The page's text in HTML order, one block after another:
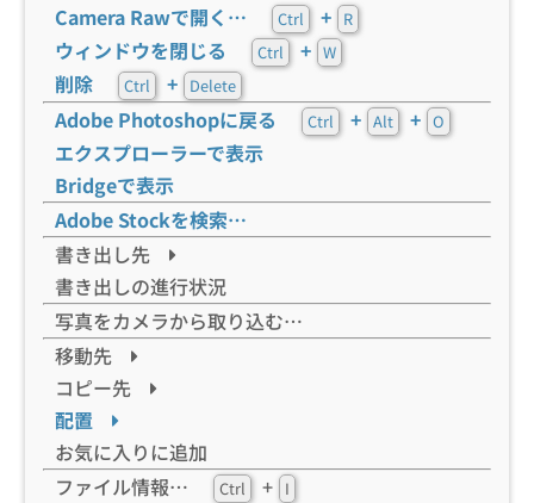
Camera Rawで開く…
Ctrl + R
ウィンドウを閉じる Ctrl + W
削除 Ctrl + Delete
Adobe Photoshopに戻る Ctrl + Alt + O
エクスプローラーで表示
Bridgeで表示
Adobe Stockを検索…
書き出し先
書き出しの進行状況
写真をカメラから取り込む…
移動先
コピー先
配置
お気に入りに追加
ファイル情報…
Ctrl + I